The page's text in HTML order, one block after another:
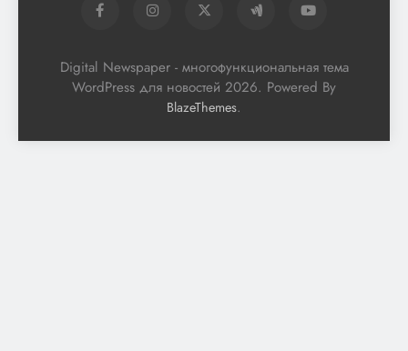
Digital Newspaper - многофункциональная тема
WordPress для новостей 2026. Powered By
BlazeThemes.